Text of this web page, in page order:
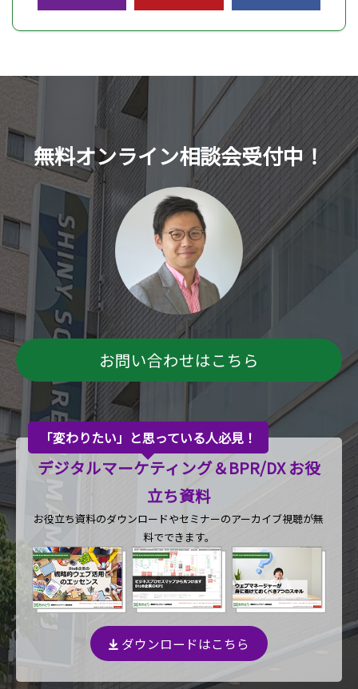
無料オンライン相談会受付中！
お問い合わせはこちら
「変わりたい」と思っている人必見！
デジタルマーケティング＆BPR/DX お役
立ち資料
お役立ち資料のダウンロードやセミナーのアーカイブ視聴が無
料でできます。
ダウンロードはこちら